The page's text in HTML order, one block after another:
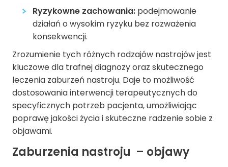
Ryzykowne zachowania: podejmowanie
działań o wysokim ryzyku bez rozważenia
konsekwencji.
Zrozumienie tych różnych rodzajów nastrojów jest
kluczowe dla trafnej diagnozy oraz skutecznego
leczenia zaburzeń nastroju. Daje to możliwość
dostosowania interwencji terapeutycznych do
specyficznych potrzeb pacjenta, umożliwiając
poprawę jakości życia i skuteczne radzenie sobie z
objawami.
Zaburzenia nastroju – objawy